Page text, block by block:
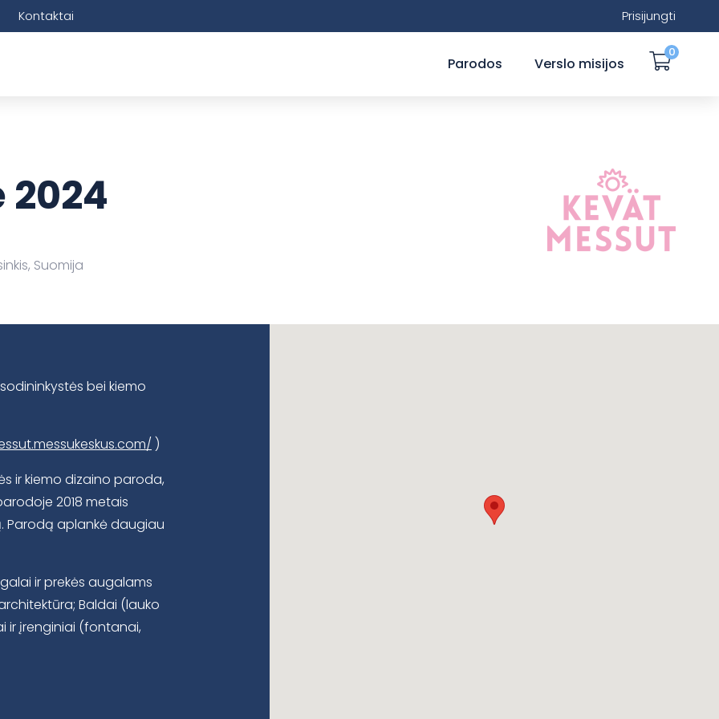
Kontaktai Prisijungti
Parodos Verslo misijos
0
Suomija
bei kiemo
)
ir kiemo dizaino paroda,
2018 metais
Parodą aplankė daugiau
ir prekės augalams
Baldai (lauko
ir įrenginiai (fontanai,